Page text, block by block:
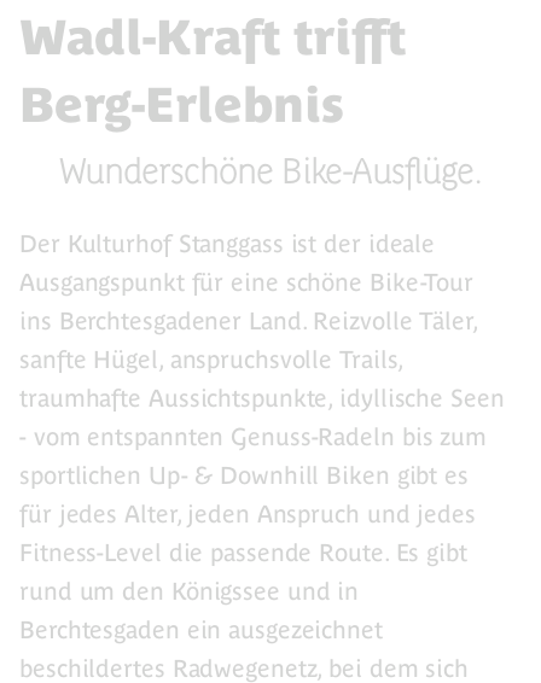
Wadl-Kraft trifft
Berg-Erlebnis
Wunderschöne Bike-Ausflüge.
Der Kulturhof Stanggass ist der ideale
Ausgangspunkt für eine schöne Bike-Tour
ins Berchtesgadener Land. Reizvolle Täler,
sanfte Hügel, anspruchsvolle Trails,
traumhafte Aussichtspunkte, idyllische Seen
- vom entspannten Genuss-Radeln bis zum
sportlichen Up- & Downhill Biken gibt es
für jedes Alter, jeden Anspruch und jedes
Fitness-Level die passende Route. Es gibt
rund um den Königssee und in
Berchtesgaden ein ausgezeichnet
beschildertes Radwegenetz, bei dem sich